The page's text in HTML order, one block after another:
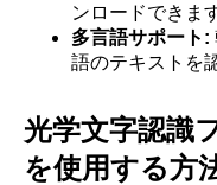
ンロードできま
多言語サポート:
語のテキストを
光学文字認識
を使用する方